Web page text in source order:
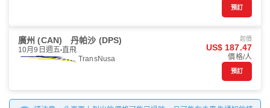
預訂
廣州 (CAN) 丹帕沙 (DPS)
10月9日週五 直飛
TransNusa
起價
US$ 187.47
價格/人
預訂